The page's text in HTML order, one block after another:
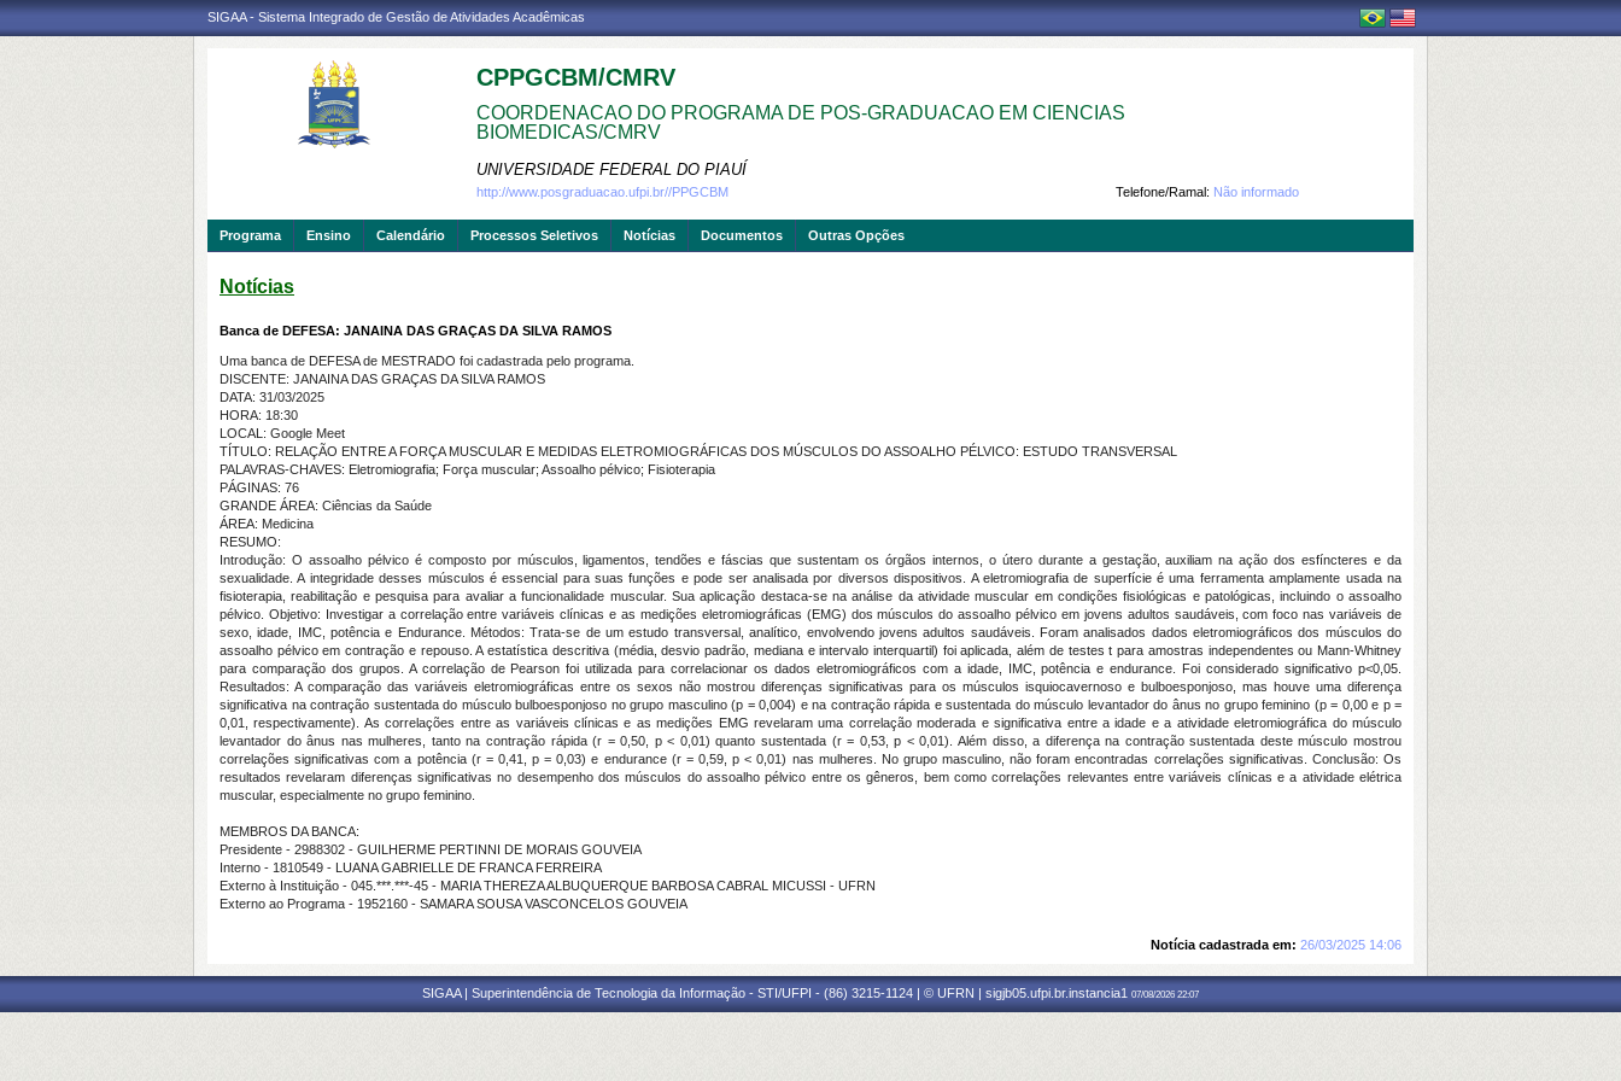
SIGAA - Sistema Integrado de Gestão de Atividades Acadêmicas
CPPGCBM/CMRV
COORDENACAO DO PROGRAMA DE POS-GRADUACAO EM CIENCIAS
BIOMEDICAS/CMRV
UNIVERSIDADE FEDERAL DO PIAUÍ
Telefone/Ramal: Não informado
http://www.posgraduacao.ufpi.br//PPGCBM
Programa Ensino Calendário Processos Seletivos Notícias Documentos Outras Opções
Notícias
Banca de DEFESA: JANAINA DAS GRAÇAS DA SILVA RAMOS
Uma banca de DEFESA de MESTRADO foi cadastrada pelo programa.
DISCENTE: JANAINA DAS GRAÇAS DA SILVA RAMOS
DATA: 31/03/2025
HORA: 18:30
LOCAL: Google Meet
TÍTULO: RELAÇÃO ENTRE A FORÇA MUSCULAR E MEDIDAS ELETROMIOGRÁFICAS DOS MÚSCULOS DO ASSOALHO PÉLVICO: ESTUDO TRANSVERSAL
PALAVRAS-CHAVES: Eletromiografia; Força muscular; Assoalho pélvico; Fisioterapia
PÁGINAS: 76
GRANDE ÁREA: Ciências da Saúde
ÁREA: Medicina
RESUMO:
Introdução: O assoalho pélvico é composto por músculos, ligamentos, tendões e fáscias que sustentam os órgãos internos, o útero durante a gestação, auxiliam na ação dos esfíncteres e da
sexualidade. A integridade desses músculos é essencial para suas funções e pode ser analisada por diversos dispositivos. A eletromiografia de superfície é uma ferramenta amplamente usada na
fisioterapia, reabilitação e pesquisa para avaliar a funcionalidade muscular. Sua aplicação destaca-se na análise da atividade muscular em condições fisiológicas e patológicas, incluindo o assoalho
pélvico. Objetivo: Investigar a correlação entre variáveis clínicas e as medições eletromiográficas (EMG) dos músculos do assoalho pélvico em jovens adultos saudáveis, com foco nas variáveis de
sexo, idade, IMC, potência e Endurance. Métodos: Trata-se de um estudo transversal, analítico, envolvendo jovens adultos saudáveis. Foram analisados dados eletromiográficos dos músculos do
assoalho pélvico em contração e repouso. A estatística descritiva (média, desvio padrão, mediana e intervalo interquartil) foi aplicada, além de testes t para amostras independentes ou Mann-Whitney
para comparação dos grupos. A correlação de Pearson foi utilizada para correlacionar os dados eletromiográficos com a idade, IMC, potência e endurance. Foi considerado significativo p<0,05.
Resultados: A comparação das variáveis eletromiográficas entre os sexos não mostrou diferenças significativas para os músculos isquiocavernoso e bulboesponjoso, mas houve uma diferença
significativa na contração sustentada do músculo bulboesponjoso no grupo masculino (p = 0,004) e na contração rápida e sustentada do músculo levantador do ânus no grupo feminino (p = 0,00 e p =
0,01, respectivamente). As correlações entre as variáveis clínicas e as medições EMG revelaram uma correlação moderada e significativa entre a idade e a atividade eletromiográfica do músculo
levantador do ânus nas mulheres, tanto na contração rápida (r = 0,50, p < 0,01) quanto sustentada (r = 0,53, p < 0,01). Além disso, a diferença na contração sustentada deste músculo mostrou
correlações significativas com a potência (r = 0,41, p = 0,03) e endurance (r = 0,59, p < 0,01) nas mulheres. No grupo masculino, não foram encontradas correlações significativas. Conclusão: Os
resultados revelaram diferenças significativas no desempenho dos músculos do assoalho pélvico entre os gêneros, bem como correlações relevantes entre variáveis clínicas e a atividade elétrica
muscular, especialmente no grupo feminino.
MEMBROS DA BANCA:
Presidente - 2988302 - GUILHERME PERTINNI DE MORAIS GOUVEIA
Interno - 1810549 - LUANA GABRIELLE DE FRANCA FERREIRA
Externo à Instituição - 045.***.***-45 - MARIA THEREZA ALBUQUERQUE BARBOSA CABRAL MICUSSI - UFRN
Externo ao Programa - 1952160 - SAMARA SOUSA VASCONCELOS GOUVEIA
Notícia cadastrada em: 26/03/2025 14:06
SIGAA | Superintendência de Tecnologia da Informação - STI/UFPI - (86) 3215-1124 | © UFRN | sigjb05.ufpi.br.instancia1 07/08/2026 22:07